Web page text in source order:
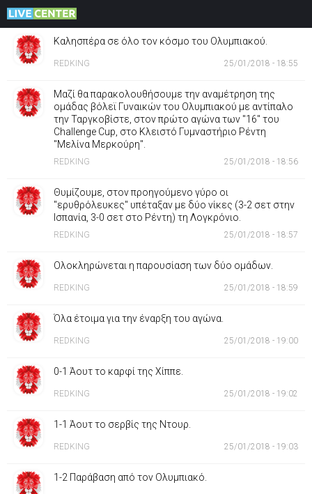
Καλησπέρα σε όλο τον κόσμο του Ολυμπιακού.
REDKING 25/01/2018 - 18:55
Μαζί θα παρακολουθήσουμε την αναμέτρηση της
ομάδας βόλεϊ Γυναικών του Ολυμπιακού με αντίπαλο
την Ταργκοβίστε, στον πρώτο αγώνα των "16" του
Challenge Cup, στο Κλειστό Γυμναστήριο Ρέντη
"Μελίνα Μερκούρη".
REDKING 25/01/2018 - 18:56
Θυμίζουμε, στον προηγούμενο γύρο οι
"ερυθρόλευκες" υπέταξαν με δύο νίκες (3-2 σετ στην
Ισπανία, 3-0 σετ στο Ρέντη) τη Λογκρόνιο.
REDKING 25/01/2018 - 18:57
Ολοκληρώνεται η παρουσίαση των δύο ομάδων.
REDKING 25/01/2018 - 18:59
Όλα έτοιμα για την έναρξη του αγώνα.
REDKING 25/01/2018 - 19:00
0-1 Άουτ το καρφί της Χίππε.
REDKING 25/01/2018 - 19:02
1-1 Άουτ το σερβίς της Ντουρ.
REDKING 25/01/2018 - 19:03
1-2 Παράβαση από τον Ολυμπιακό.